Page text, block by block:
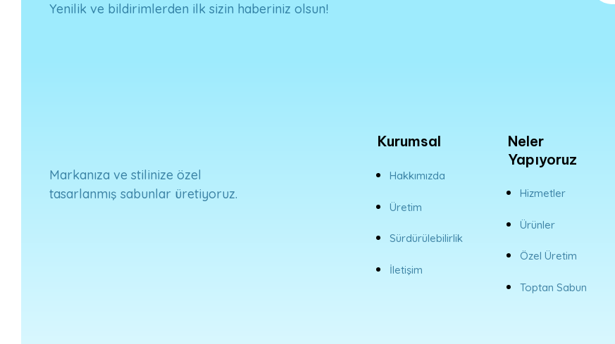
Yenilik ve bildirimlerden ilk sizin haberiniz olsun!
Markanıza ve stilinize özel
tasarlanmış sabunlar üretiyoruz.
Kurumsal
Hakkımızda
Üretim
Sürdürülebilirlik
İletişim
Neler
Yapıyoruz
Hizmetler
Ürünler
Özel Üretim
Toptan Sabun